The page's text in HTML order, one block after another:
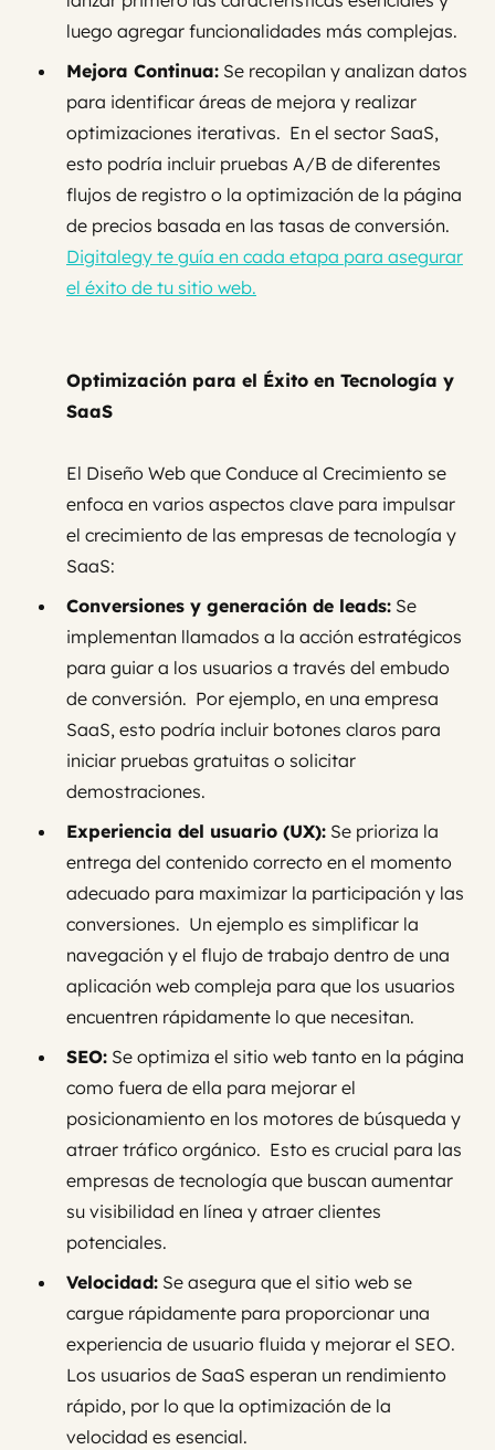
luego agregar funcionalidades más complejas.
Mejora Continua: Se recopilan y analizan datos
para identificar áreas de mejora y realizar
optimizaciones iterativas. En el sector SaaS,
esto podría incluir pruebas A/B de diferentes
flujos de registro o la optimización de la página
de precios basada en las tasas de conversión.
Digitalegy te guía en cada etapa para asegurar
el éxito de tu sitio web.
Optimización para el Éxito en Tecnología y
SaaS
El Diseño Web que Conduce al Crecimiento se
enfoca en varios aspectos clave para impulsar
el crecimiento de las empresas de tecnología y
SaaS:
Conversiones y generación de leads: Se
implementan llamados a la acción estratégicos
para guiar a los usuarios a través del embudo
de conversión. Por ejemplo, en una empresa
SaaS, esto podría incluir botones claros para
iniciar pruebas gratuitas o solicitar
demostraciones.
Experiencia del usuario (UX): Se prioriza la
entrega del contenido correcto en el momento
adecuado para maximizar la participación y las
conversiones. Un ejemplo es simplificar la
navegación y el flujo de trabajo dentro de una
aplicación web compleja para que los usuarios
encuentren rápidamente lo que necesitan.
SEO: Se optimiza el sitio web tanto en la página
como fuera de ella para mejorar el
posicionamiento en los motores de búsqueda y
atraer tráfico orgánico. Esto es crucial para las
empresas de tecnología que buscan aumentar
su visibilidad en línea y atraer clientes
potenciales.
Velocidad: Se asegura que el sitio web se
cargue rápidamente para proporcionar una
experiencia de usuario fluida y mejorar el SEO.
Los usuarios de SaaS esperan un rendimiento
rápido, por lo que la optimización de la
velocidad es esencial.